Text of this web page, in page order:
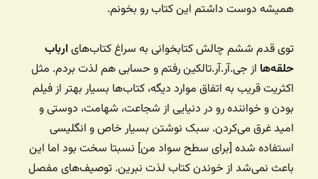
همیشه دوست داشتم این کتاب رو بخونم.
توی قدم ششم چالش کتابخوانی به سراغ کتاب‌های ارباب
حلقه‌ها از جی.آر.آر.تالکین رفتم و حسابی هم لذت بردم. مثل
اکثریت قریب به اتفاق موارد دیگه، کتاب‌ها بسیار بهتر از فیلم
بودن و خواننده رو در دنیایی از شجاعت، شهامت، دوستی و
امید غرق می‌کردن. سبک نوشتن بسیار خاص و انگلیسی
استفاده شده [برای سطح سواد من] نسبتا سخت بود اما این
باعث نمی‌شد از خوندن کتاب لذت نبرین. توصیف‌های مفصل